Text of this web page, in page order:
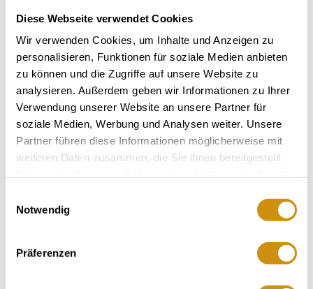
Diese Webseite verwendet Cookies
Wir verwenden Cookies, um Inhalte und Anzeigen zu
personalisieren, Funktionen für soziale Medien anbieten
zu können und die Zugriffe auf unsere Website zu
analysieren. Außerdem geben wir Informationen zu Ihrer
Verwendung unserer Website an unsere Partner für
soziale Medien, Werbung und Analysen weiter. Unsere
Partner führen diese Informationen möglicherweise mit
weiteren Daten zusammen, die Sie ihnen bereitgestellt
Notwendig
Präferenzen
Rast- und Panoramaplatz Tisch des Weines am